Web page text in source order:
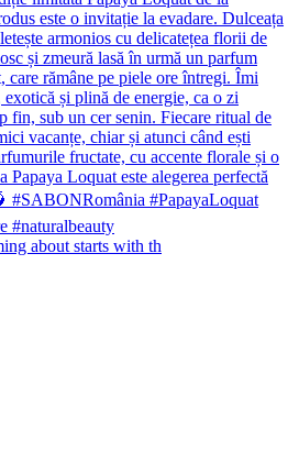
about starts with th